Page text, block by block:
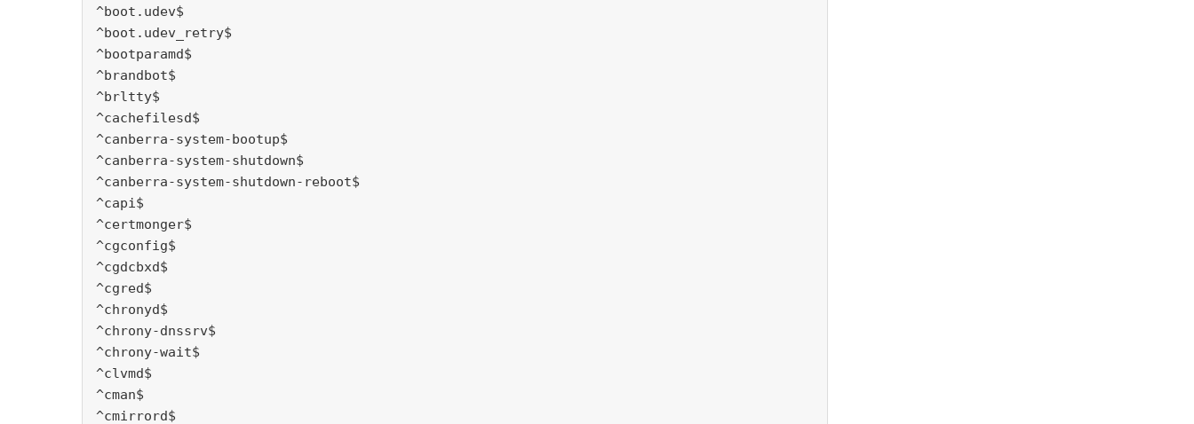
^boot.udev$
^boot.udev_retry$
^bootparamd$
^brandbot$
^brltty$
^cachefilesd$
^canberra-system-bootup$
^canberra-system-shutdown$
^canberra-system-shutdown-reboot$
^capi$
^certmonger$
^cgconfig$
^cgdcbxd$
^cgred$
^chronyd$
^chrony-dnssrv$
^chrony-wait$
^clvmd$
^cman$
^cmirrord$